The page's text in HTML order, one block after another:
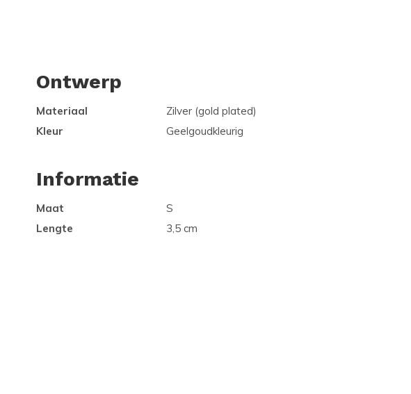
Ontwerp
Materiaal
Zilver (gold plated)
Kleur
Geelgoudkleurig
Informatie
Maat
S
Lengte
3,5 cm